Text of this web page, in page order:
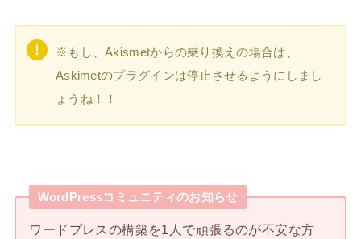
※もし、Akismetからの乗り換えの場合は、
Askimetのプラグインは停止させるようにしまし
ょうね！！
WordPressコミュニティのお知らせ
ワードプレスの構築を1人で頑張るのが不安な方